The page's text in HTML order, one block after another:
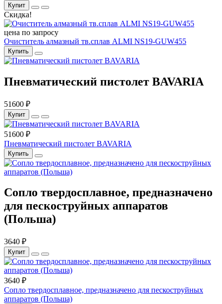
Купит
Скидка!
цена по запросу
Очиститель алмазный тв.сплав ALMI NS19-GUW455
Купить
Пневматический пистолет BAVARIA
51600 ₽
Купит
51600 ₽
Пневматический пистолет BAVARIA
Купить
Сопло твердосплавное, предназначено
для пескоструйных аппаратов
(Польша)
3640 ₽
Купит
3640 ₽
Сопло твердосплавное, предназначено для пескоструйных
аппаратов (Польша)